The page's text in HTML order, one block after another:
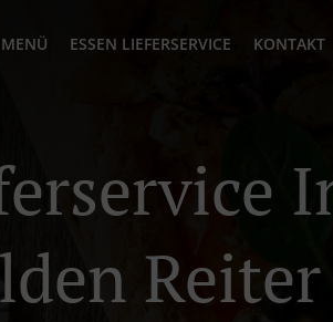
MENÜ ESSEN LIEFERSERVICE KONTAKT
Reiter